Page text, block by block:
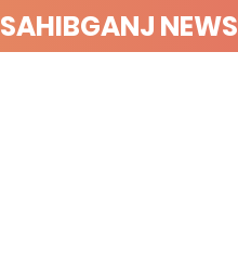
SAHIBGANJ NEWS